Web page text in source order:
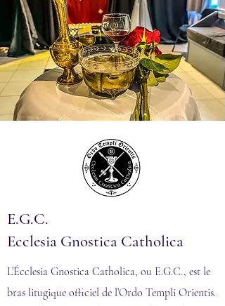
E.G.C.
Ecclesia Gnostica Catholica
L’Écclesia Gnostica Catholica, ou E.G.C., est le
bras litugique officiel de l’Ordo Templi Orientis.